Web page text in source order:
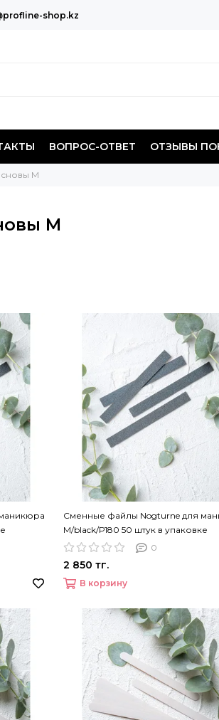
shop.kz
ВОПРОС-ОТВЕТ ОТЗЫВЫ
M
M
Сменные файлы Nogturne для
M/black/Р180 50 штук в упаковке
0
2 850 тг.
В корзину